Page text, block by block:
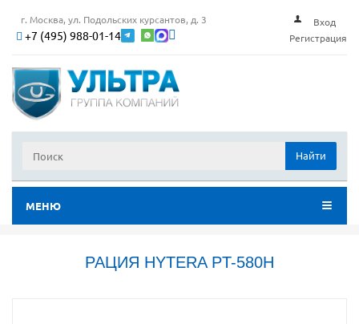
г. Москва, ул. Подольских курсантов, д. 3
+7 (495) 988-01-14
Вход
Регистрация
Найти
МЕНЮ
РАЦИЯ HYTERA PT-580H